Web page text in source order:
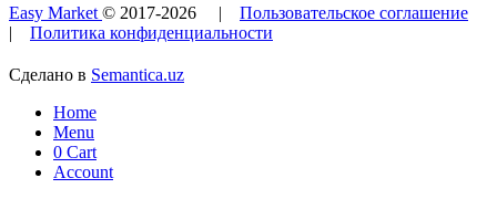
Easy Market © 2017-2026 | Пользовательское соглашение
| Политика конфиденциальности
Сделано в Semantica.uz
Home
Menu
0 Cart
Account